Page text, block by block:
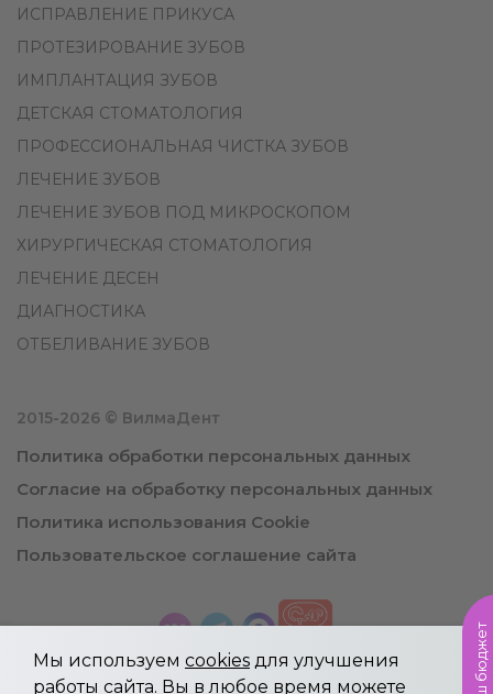
ИСПРАВЛЕНИЕ ПРИКУСА
ПРОТЕЗИРОВАНИЕ ЗУБОВ
ИМПЛАНТАЦИЯ ЗУБОВ
ДЕТСКАЯ СТОМАТОЛОГИЯ
ПРОФЕССИОНАЛЬНАЯ ЧИСТКА ЗУБОВ
ЛЕЧЕНИЕ ЗУБОВ
ЛЕЧЕНИЕ ЗУБОВ ПОД МИКРОСКОПОМ
ХИРУРГИЧЕСКАЯ СТОМАТОЛОГИЯ
ЛЕЧЕНИЕ ДЕСЕН
ДИАГНОСТИКА
ОТБЕЛИВАНИЕ ЗУБОВ
2015-2026 © ВилмаДент
Политика обработки персональных данных
Согласие на обработку персональных данных
Политика использования Cookie
Пользовательское соглашение сайта
Мы используем cookies для улучшения
работы сайта. Вы в любое время можете